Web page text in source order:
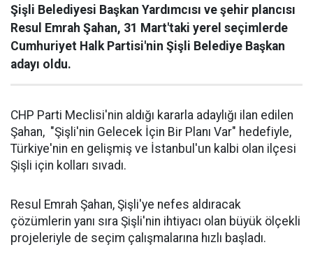
Şişli Belediyesi Başkan Yardımcısı ve şehir plancısı
Resul Emrah Şahan, 31 Mart'taki yerel seçimlerde
Cumhuriyet Halk Partisi'nin Şişli Belediye Başkan
adayı oldu.
CHP Parti Meclisi'nin aldığı kararla adaylığı ilan edilen
Şahan, "Şişli'nin Gelecek İçin Bir Planı Var" hedefiyle,
Türkiye'nin en gelişmiş ve İstanbul'un kalbi olan ilçesi
Şişli için kolları sıvadı.
Resul Emrah Şahan, Şişli'ye nefes aldıracak
çözümlerin yanı sıra Şişli'nin ihtiyacı olan büyük ölçekli
projeleriyle de seçim çalışmalarına hızlı başladı.